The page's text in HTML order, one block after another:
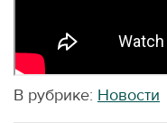
В рубрике: Новости